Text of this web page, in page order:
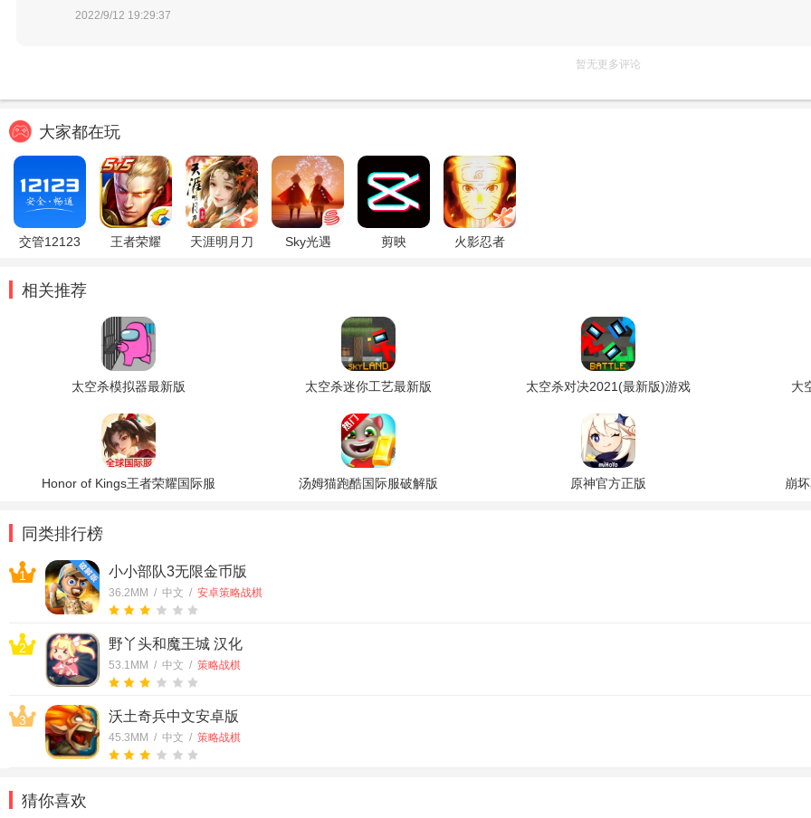
2022/9/12 19:29:37
暂无更多评论
大家都在玩
交管12123 王者荣耀 天涯明月刀 Sky光遇 剪映 火影忍者
相关推荐
太空杀模拟器最新版 太空杀迷你工艺最新版 太空杀对决2021(最新版)游戏 大
Honor of Kings王者荣耀国际服 汤姆猫跑酷国际服破解版 原神官方正版 崩
同类排行榜
1 小小部队3无限金币版
36.2MM / 中文 / 安卓策略战棋
2 野丫头和魔王城 汉化
53.1MM / 中文 / 策略战棋
3 沃土奇兵中文安卓版
45.3MM / 中文 / 策略战棋
猜你喜欢